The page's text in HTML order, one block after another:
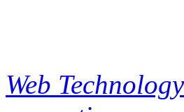
Web